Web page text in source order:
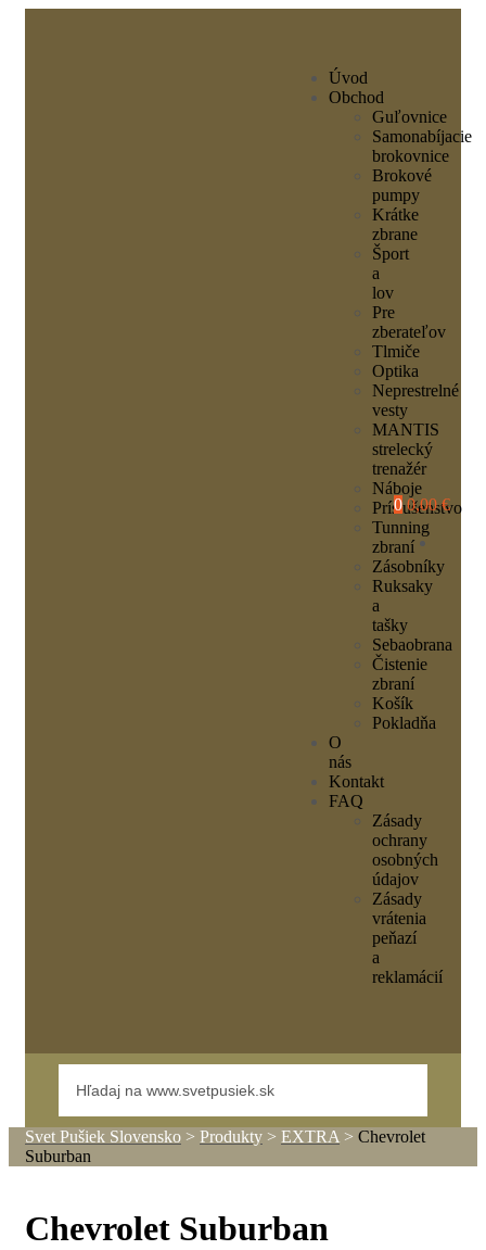
Úvod
Obchod
Guľovnice
Samonabíjacie
brokovnice
Brokové
pumpy
Krátke
zbrane
Šport
a
lov
Pre
zberateľov
Tlmiče
Optika
Neprestrelné
vesty
MANTIS
strelecký
trenažér
Náboje
Príslušenstvo
Tunning
zbraní
Zásobníky
Ruksaky
a
tašky
Sebaobrana
Čistenie
zbraní
Košík
Pokladňa
O
nás
Kontakt
FAQ
Zásady
ochrany
osobných
údajov
Zásady
vrátenia
peňazí
a
reklamácií
0 0,00 €
Svet Pušiek Slovensko > Produkty > EXTRA > Chevrolet
Suburban
Chevrolet Suburban